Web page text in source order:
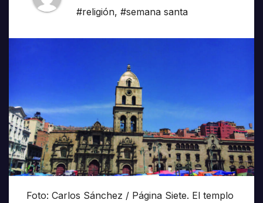
#religión, #semana santa
Foto: Carlos Sánchez / Página Siete. El templo